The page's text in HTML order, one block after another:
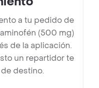
a tu pedido de
(500 mg)
de la aplicación.
un repartidor te
destino.